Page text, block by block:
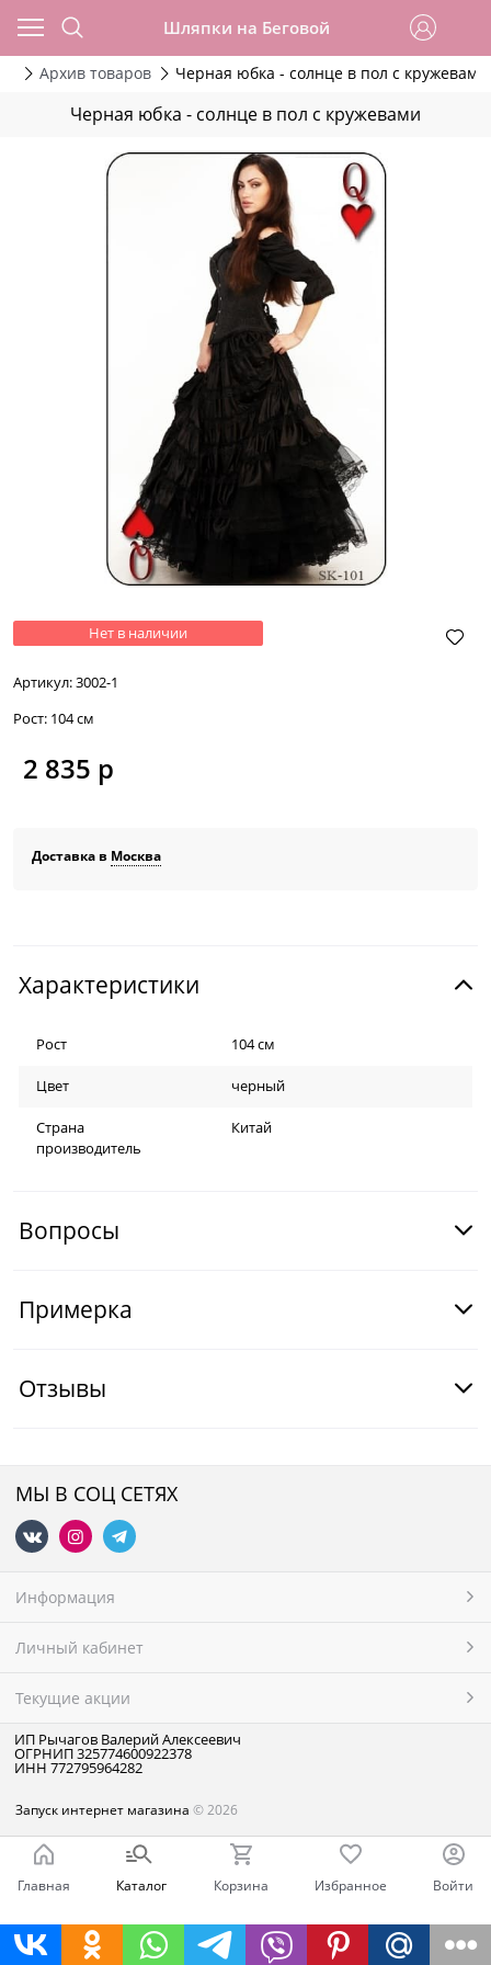
Шляпки на Беговой
Архив товаров Черная юбка - солнце в пол с кружевами
Черная юбка - солнце в пол с кружевами
Нет в наличии
Артикул:3002-1
Рост: 104 см
2 835 р
Доставка в Москва
Характеристики
Рост 104 см
Цвет черный
Страна
производитель
Китай
Вопросы
Примерка
Отзывы
МЫ В СОЦ СЕТЯХ
Информация
Личный кабинет
Текущие акции
ИП Рычагов Валерий Алексеевич
ОГРНИП 325774600922378
ИНН 772795964282
Запуск интернет магазина © 2026
Главная Каталог Корзина Избранное Войти